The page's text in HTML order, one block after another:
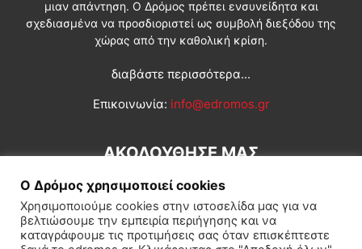
μιαν απάντηση. Ο Δρόμος πρέπει ενσυνείδητα και
σχεδιασμένα να προσδιοριστεί ως συμβολή διεξόδου της
χώρας από την καθολική κρίση.
διαβάστε περισσότερα...
Επικοινωνία: info@edromos.gr
ΑΚΟΛΟΥΘΗΣΕ ΜΑΣ
Ο Δρόμος χρησιμοποιεί cookies
Χρησιμοποιούμε cookies στην ιστοσελίδα μας για να
βελτιώσουμε την εμπειρία περιήγησης και να
καταγράφουμε τις προτιμήσεις σας όταν επισκέπτεστε